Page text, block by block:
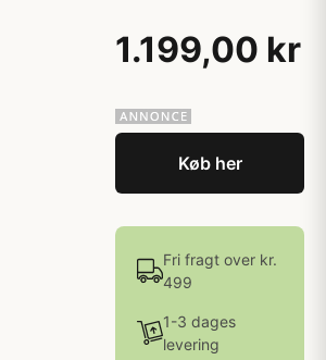
1.199,00 kr
Køb her
Fri fragt over kr.
499
1-3 dages
levering